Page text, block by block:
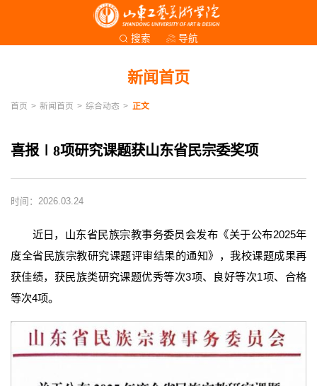
搜索 导航
新闻首页
首页 > 新闻首页 > 综合动态 > 正文
喜报∣8项研究课题获山东省民宗委奖项
时间：2026.03.24
近日，山东省民族宗教事务委员会发布《关于公布2025年
度全省民族宗教研究课题评审结果的通知》，我校课题成果再
获佳绩，获民族类研究课题优秀等次3项、良好等次1项、合格
等次4项。